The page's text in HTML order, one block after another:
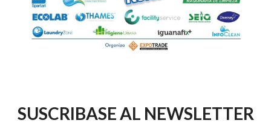
SUSCRIBASE AL NEWSLETTER